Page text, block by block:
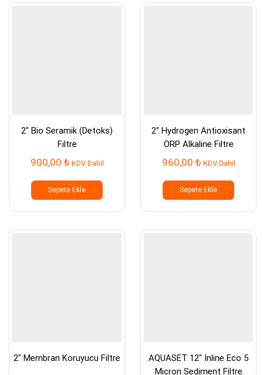
2″ Bio Seramik (Detoks)
Filtre
900,00 ₺ KDV Dahil
Sepete Ekle
2″ Hydrogen Antioxisant
ORP Alkaline Filtre
960,00 ₺ KDV Dahil
Sepete Ekle
2″ Membran Koruyucu Filtre
AQUASET 12″ Inline Eco 5
Micron Sediment Filtre